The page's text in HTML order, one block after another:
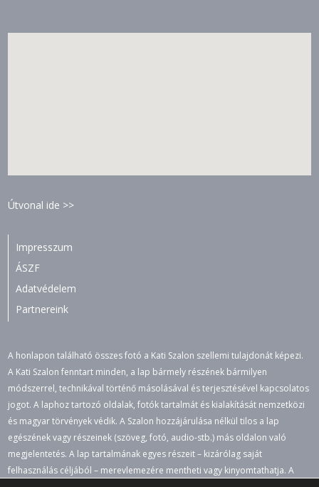
Útvonal ide >>
Impresszum
ÁSZF
Adatvédelem
Partnereink
A honlapon található összes fotó a Kati Szalon szellemi tulajdonát képezi.
A Kati Szalon fenntart minden, a lap bármely részének bármilyen
módszerrel, technikával történő másolásával és terjesztésével kapcsolatos
jogot. A laphoz tartozó oldalak, fotók tartalmát és kialakítását nemzetközi
és magyar törvények védik. A Szalon hozzájárulása nélkül tilos a lap
egészének vagy részeinek (szöveg, fotó, audio-stb.) más oldalon való
megjelentetés. A lap tartalmának egyes részeit – kizárólag saját
felhasználás céljából – merevlemezére mentheti vagy kinyomtathatja. A